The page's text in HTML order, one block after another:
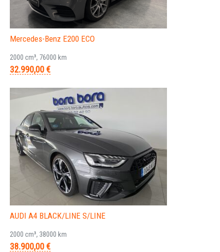
Mercedes-Benz E200 ECO
2000 cm³, 76000 km
32.990,00 €
AUDI A4 BLACK/LINE S/LINE
2000 cm³, 38000 km
38.900,00 €